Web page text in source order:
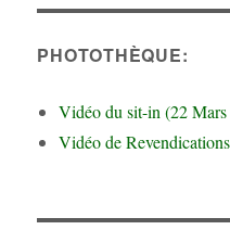
PHOTOTHÈQUE:
Vidéo du sit-in (22
Vidéo de